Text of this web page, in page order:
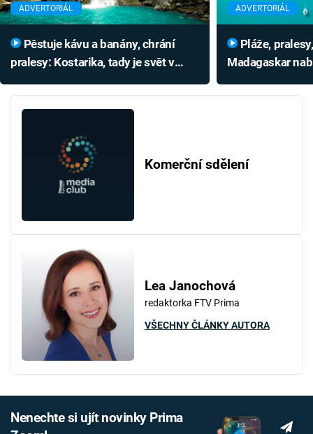
ADVERTORIÁL
pralesy: Kostarika, tady je svět v
ADVERTORIÁL
Madagaskar
Komerční sdělení
Lea Janochová
redaktorka FTV Prima
VŠECHNY ČLÁNKY AUTORA
Nenechte si ujít novinky Prima